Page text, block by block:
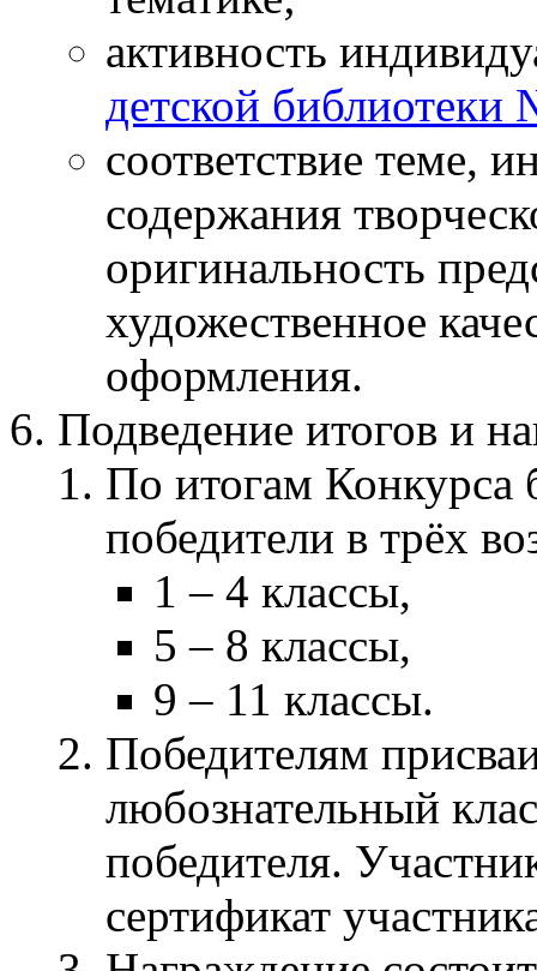
активность
детской библиотеки
соответствие теме,
содержания
оригинальность
художественное
оформления.
Подведение итогов и
По итогам Конкурса
победители в трёх
1 – 4 классы,
5 – 8 классы,
9 – 11 классы.
Победителям
любознательный
победителя.
сертификат